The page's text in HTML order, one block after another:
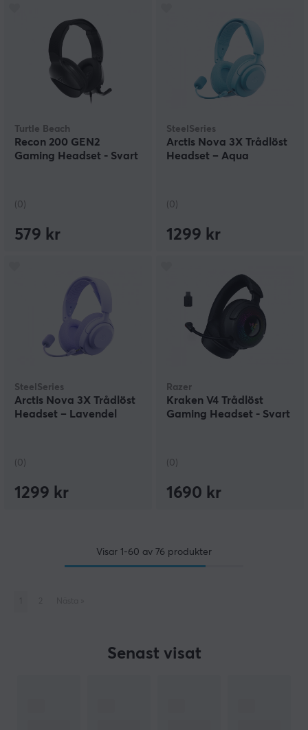
Turtle Beach
Recon 200 GEN2
Gaming Headset - Svart
(0)
579 kr
SteelSeries
Arctis Nova 3X Trådlöst
Headset – Aqua
(0)
1299 kr
SteelSeries
Arctis Nova 3X Trådlöst
Headset – Lavendel
(0)
1299 kr
Razer
Kraken V4 Trådlöst
Gaming Headset - Svart
(0)
1690 kr
Visar 1-60 av 76 produkter
Senast visat